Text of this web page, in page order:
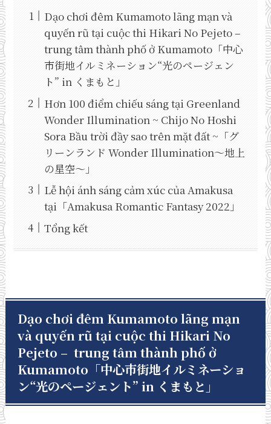
Dạo chơi đêm Kumamoto lãng mạn và
quyến rũ tại cuộc thi Hikari No Pejeto –
trung tâm thành phố ở Kumamoto「中心
市街地イルミネーション“光のページェン
ト” in くまもと」
Hơn 100 điểm chiếu sáng tại Greenland
Wonder Illumination ~ Chijo No Hoshi
Sora Bầu trời đầy sao trên mặt đất ~「グ
リーンランド Wonder Illumination～地上
の星空～」
Lễ hội ánh sáng cảm xúc của Amakusa
tại「Amakusa Romantic Fantasy 2022」
Tổng kết
Dạo chơi đêm Kumamoto lãng mạn
và quyến rũ tại cuộc thi Hikari No
Pejeto – trung tâm thành phố ở
Kumamoto「中心市街地イルミネーショ
ン“光のページェント” in くまもと」